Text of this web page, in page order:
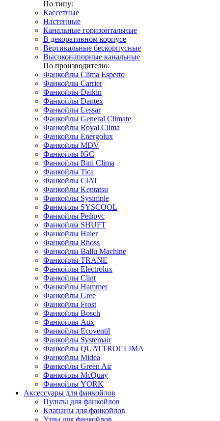
По типу:
Кассетные
Настенные
Канальные горизонтальные
В декоративном корпусе
Вертикальные бескорпусные
Высоконапорные канальные
По производителю:
Фанкойлы Clima Esperto
Фанкойлы Carrier
Фанкойлы Daikin
Фанкойлы Dantex
Фанкойлы Lessar
Фанкойлы General Climate
Фанкойлы Royal Clima
Фанкойлы Energolux
Фанкойлы MDV
Фанкойлы IGC
Фанкойлы Bini Clima
Фанкойлы Tica
Фанкойлы CIAT
Фанкойлы Kentatsu
Фанкойлы Sysimple
Фанкойлы SYSCOOL
Фанкойлы Рефрус
Фанкойлы SHUFT
Фанкойлы Haier
Фанкойлы Rhoss
Фанкойлы Ballu Machine
Фанкойлы TRANE
Фанкойлы Electrolux
Фанкойлы Clint
Фанкойлы Hammer
Фанкойлы Gree
Фанкойлы Frost
Фанкойлы Bosch
Фанкойлы Aux
Фанкойлы Ecoventil
Фанкойлы Systemair
Фанкойлы QUATTROCLIMA
Фанкойлы Midea
Фанкойлы Green Air
Фанкойлы McQuay
Фанкойлы YORK
Аксессуары для фанкойлов
Пульты для фанкойлов
Клапаны для фанкойлов
Узлы для фанкойлов